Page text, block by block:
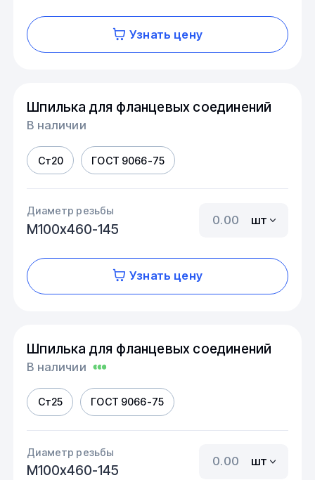
Узнать цену
Шпилька для фланцевых соединений
В наличии
Ст20 ГОСТ 9066-75
Диаметр резьбы
М100х460-145
шт
Узнать цену
Шпилька для фланцевых соединений
В наличии
Ст25 ГОСТ 9066-75
Диаметр резьбы
М100х460-145
шт